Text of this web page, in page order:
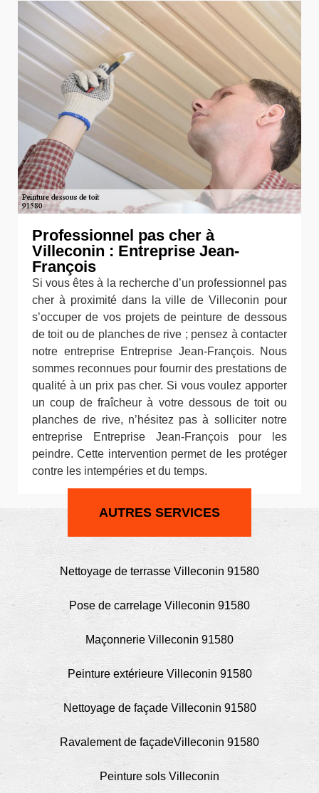
Professionnel pas cher à
Villeconin : Entreprise Jean-
François
Si vous êtes à la recherche d’un professionnel pas
cher à proximité dans la ville de Villeconin pour
s’occuper de vos projets de peinture de dessous
de toit ou de planches de rive ; pensez à contacter
notre entreprise Entreprise Jean-François. Nous
sommes reconnues pour fournir des prestations de
qualité à un prix pas cher. Si vous voulez apporter
un coup de fraîcheur à votre dessous de toit ou
planches de rive, n’hésitez pas à solliciter notre
entreprise Entreprise Jean-François pour les
peindre. Cette intervention permet de les protéger
contre les intempéries et du temps.
AUTRES SERVICES
Nettoyage de terrasse Villeconin 91580
Pose de carrelage Villeconin 91580
Maçonnerie Villeconin 91580
Peinture extérieure Villeconin 91580
Nettoyage de façade Villeconin 91580
Ravalement de façadeVilleconin 91580
Peinture sols Villeconin